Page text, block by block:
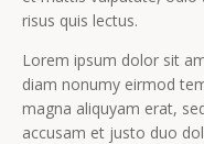
risus quis lectus.
Lorem ipsum dolor sit
diam nonumy eirmod
magna aliquyam erat,
accusam et justo duo